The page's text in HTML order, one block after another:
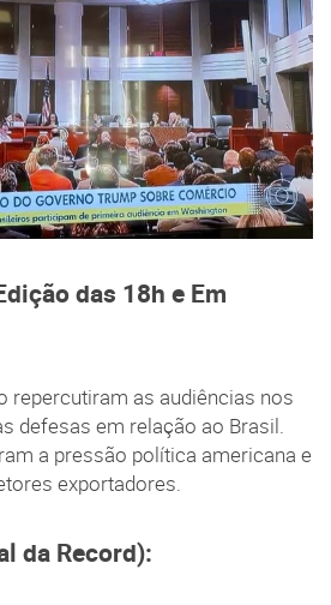
das 18h e Em
repercutiram as audiências nos
defesas em relação ao Brasil.
a pressão política americana e
exportadores.
da Record):